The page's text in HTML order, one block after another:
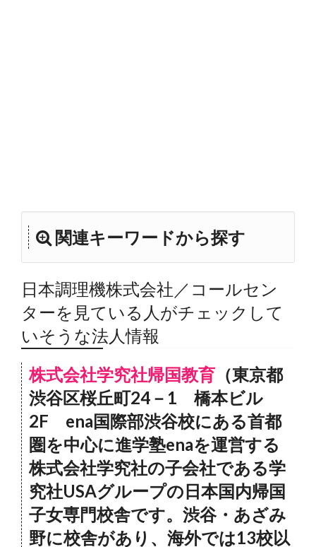
関連キーワードから探す
日本調理機株式会社／コールセン
ターを見ている人がチェックして
いそうな法人情報
株式会社学究社帰国教育 （東京都
渋谷区桜丘町24－1 橋本ビル
2F ena国際部渋谷校にある首都
圏を中心に進学塾enaを運営する
株式会社学究社の子会社である学
究社USAグループの日本国内帰国
子女専門校舎です。渋谷・あざみ
野に校舎があり、海外では13校以